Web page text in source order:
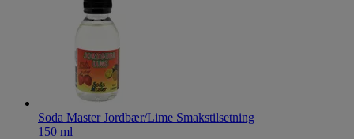
Soda Master Jordbær/Lime Smakstilsetning
150 ml